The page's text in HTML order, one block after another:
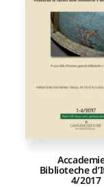
Proposte di
Newsletter
Biblioteche
4/2017